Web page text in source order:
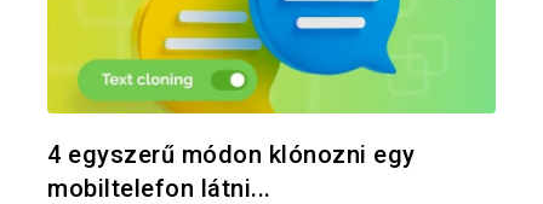
4 egyszerű módon klónozni egy
mobiltelefon látni...